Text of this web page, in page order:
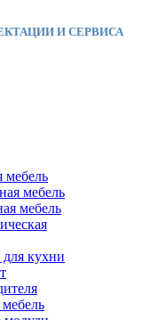
И СЕРВИСА
мебель
мебель
мебель
кухни